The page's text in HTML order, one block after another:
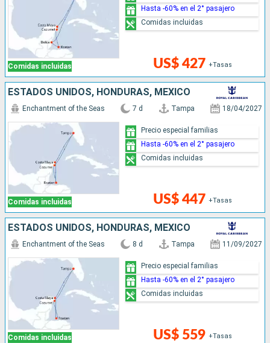
Comidas incluidas US$ 427 +Tasas
Hasta -60% en el 2° pasajero
Comidas incluidas
ESTADOS UNIDOS, HONDURAS, MÉXICO
Comidas incluidas
Enchantment of the Seas 7 d Tampa 18/04/2027
US$ 447 +Tasas
Precio especial familias
Hasta -60% en el 2° pasajero
Comidas incluidas
ESTADOS UNIDOS, HONDURAS, MÉXICO
Comidas incluidas
Enchantment of the Seas 8 d Tampa 11/09/2027
US$ 559 +Tasas
Precio especial familias
Hasta -60% en el 2° pasajero
Comidas incluidas